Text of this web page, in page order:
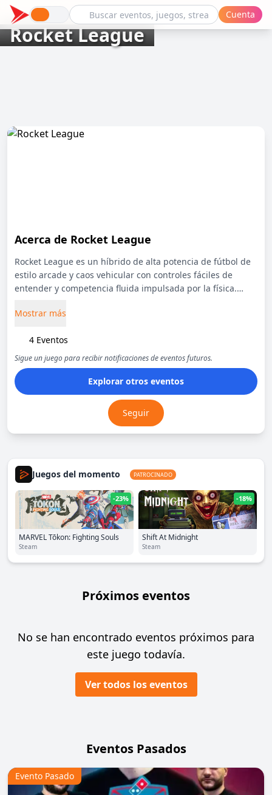
Cuenta
Rocket League
Acerca de Rocket League
Rocket League es un híbrido de alta potencia de fútbol de
estilo arcade y caos vehicular con controles fáciles de
entender y competencia fluida impulsada por la física.
competitivos, un modo de temporada fuera de línea
permiten cambiar las reglas por completo, modos
adicionales inspirados en hockey y baloncesto, y más de
500 billones de combinaciones de personalización
cosmética posibles.
Mostrar más
4 Eventos
Sigue un juego para recibir notificaciones de eventos futuros.
Explorar otros eventos
Seguir
Juegos del momento PATROCINADO
-23%
MARVEL Tōkon: Fighting Souls
Steam
-18%
Shift At Midnight
Steam
Próximos eventos
No se han encontrado eventos próximos para
este juego todavía.
Ver todos los eventos
Eventos Pasados
Evento Pasado